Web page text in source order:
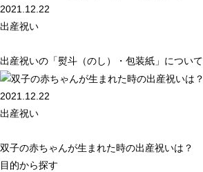
2021.12.22
出産祝い
出産祝いの「熨斗（のし）・包装紙」について
2021.12.22
出産祝い
双子の赤ちゃんが生まれた時の出産祝いは？
目的から探す